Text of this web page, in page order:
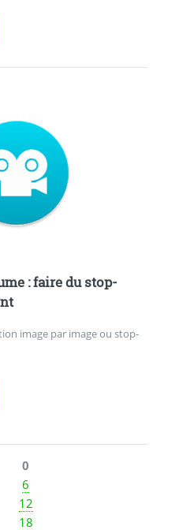
: faire du stop-
image par image ou stop-
0
6
12
18